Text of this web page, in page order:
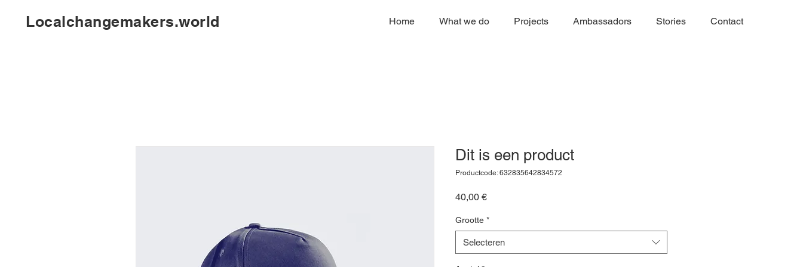
Localchangemakers.world Home What we do Projects Ambassadors Stories Contact
Dit is een product
Productcode: 632835642834572
40,00 €Prijs
Grootte *
Selecteren